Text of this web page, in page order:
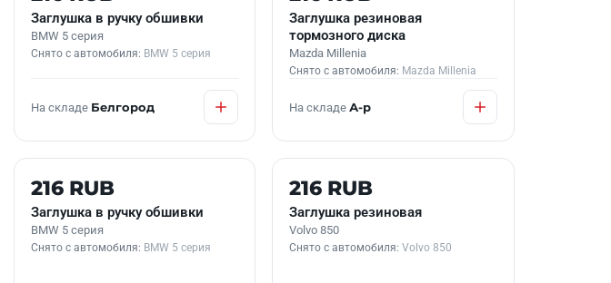
Заглушка в ручку обшивки
BMW 5 серия
Снято с автомобиля: BMW 5 серия
На складе Белгород
Заглушка резиновая
тормозного диска
Mazda Millenia
Снято с автомобиля: Mazda Millenia
На складеА-р
Б/У В НАЛИЧИИ
216 RUB
Заглушка в ручку обшивки
BMW 5 серия
Снято с автомобиля: BMW 5 серия
Б/У В НАЛИЧИИ
216 RUB
Заглушка резиновая
Volvo 850
Снято с автомобиля: Volvo 850